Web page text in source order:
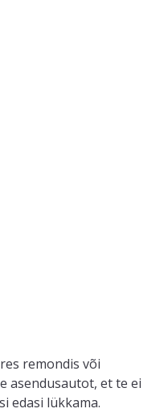
remondis või
asendusautot, ette ei
edasi lükkama.